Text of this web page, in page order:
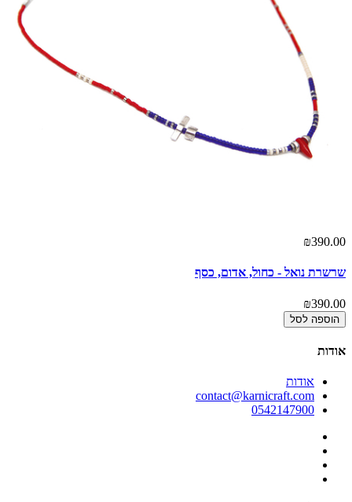
₪390.00
שרשרת נואל - כחול, אדום, כסף
₪390.00
הוספה לסל
אודות
אודות
contact@karnicraft.com
0542147900